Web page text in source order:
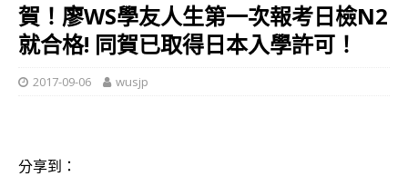
賀！廖WS學友人生第一次報考日檢N2
就合格! 同賀已取得日本入學許可！
2017-09-06 wusjp
分享到：